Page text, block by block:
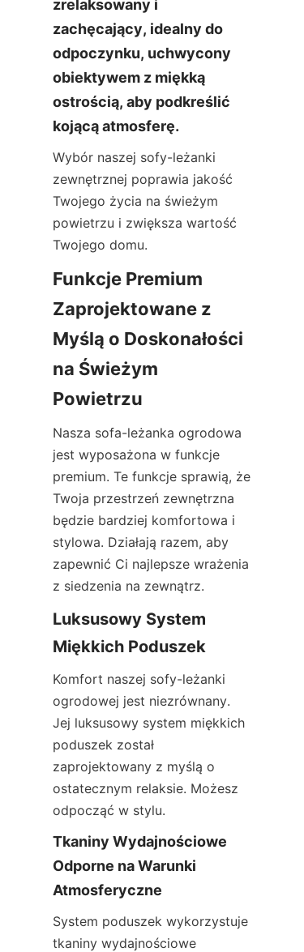
zrelaksowany i
zachęcający, idealny do
odpoczynku, uchwycony
obiektywem z miękką
ostrością, aby podkreślić
kojącą atmosferę.
Wybór naszej sofy-leżanki
zewnętrznej poprawia jakość
Twojego życia na świeżym
powietrzu i zwiększa wartość
Twojego domu.
Funkcje Premium
Zaprojektowane z
Myślą o Doskonałości
na Świeżym
Powietrzu
Nasza sofa-leżanka ogrodowa
jest wyposażona w funkcje
premium. Te funkcje sprawią, że
Twoja przestrzeń zewnętrzna
będzie bardziej komfortowa i
stylowa. Działają razem, aby
zapewnić Ci najlepsze wrażenia
z siedzenia na zewnątrz.
Luksusowy System
Miękkich Poduszek
Komfort naszej sofy-leżanki
ogrodowej jest niezrównany.
Jej luksusowy system miękkich
poduszek został
zaprojektowany z myślą o
ostatecznym relaksie. Możesz
odpocząć w stylu.
Tkaniny Wydajnościowe
Odporne na Warunki
Atmosferyczne
System poduszek wykorzystuje
tkaniny wydajnościowe